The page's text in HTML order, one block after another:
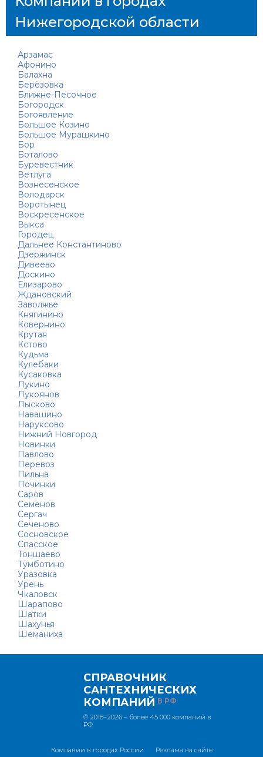
Нижегородской области
Арзамас
Афонино
Балахна
Берёзовка
Ближне-Песочное
Богородск
Богоявление
Большое Козино
Большое Мурашкино
Бор
Боталово
Буревестник
Ветлуга
Вознесенское
Володарск
Воротынец
Воскресенское
Выкса
Городец
Дальнее Константиново
Дзержинск
Дивеево
Доскино
Елизарово
Ждановский
Заволжье
Княгинино
Ковернино
Крутая
Кстово
Кудьма
Кулебаки
Кусаковка
Лукино
Лукоянов
Лысково
Навашино
Наруксово
Нижний Новгород
Новинки
Павлово
Перевоз
Пильна
Починки
Саров
Семенов
Сергач
Сеченово
Сосновское
Спасское
Тоншаево
Тумботино
Уразовка
Урень
Чкаловск
Шарапово
Шатки
Шахунья
Шеманиха
СПРАВОЧНИК
САНТЕХНИЧЕСКИХ
КОМПАНИЙ В РФ
© 2018–2026 – более 45 000 компаний в
РФ
Компании в городах России Реклама на сайте